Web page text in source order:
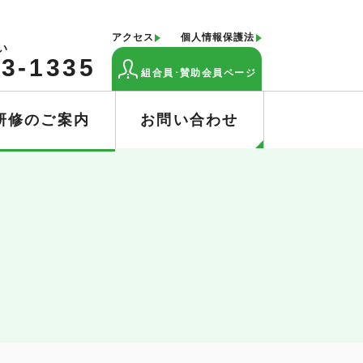
1335
アクセス 個人情報保護法
組合員･賛助会員ページ
修のご案内 お問い合わせ